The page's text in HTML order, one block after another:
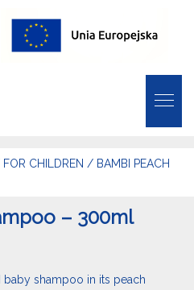
FOR CHILDREN / BAMBI PEACH
– 300ml
baby shampoo in its peach